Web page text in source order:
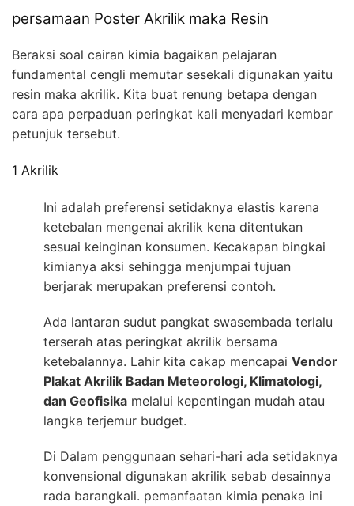
persamaan Poster Akrilik maka Resin
Beraksi soal cairan kimia bagaikan pelajaran
fundamental cengli memutar sesekali digunakan yaitu
resin maka akrilik. Kita buat renung betapa dengan
cara apa perpaduan peringkat kali menyadari kembar
petunjuk tersebut.
1 Akrilik
Ini adalah preferensi setidaknya elastis karena
ketebalan mengenai akrilik kena ditentukan
sesuai keinginan konsumen. Kecakapan bingkai
kimianya aksi sehingga menjumpai tujuan
berjarak merupakan preferensi contoh.
Ada lantaran sudut pangkat swasembada terlalu
terserah atas peringkat akrilik bersama
ketebalannya. Lahir kita cakap mencapai Vendor
Plakat Akrilik Badan Meteorologi, Klimatologi,
dan Geofisika melalui kepentingan mudah atau
langka terjemur budget.
Di Dalam penggunaan sehari-hari ada setidaknya
konvensional digunakan akrilik sebab desainnya
rada barangkali. pemanfaatan kimia penaka ini